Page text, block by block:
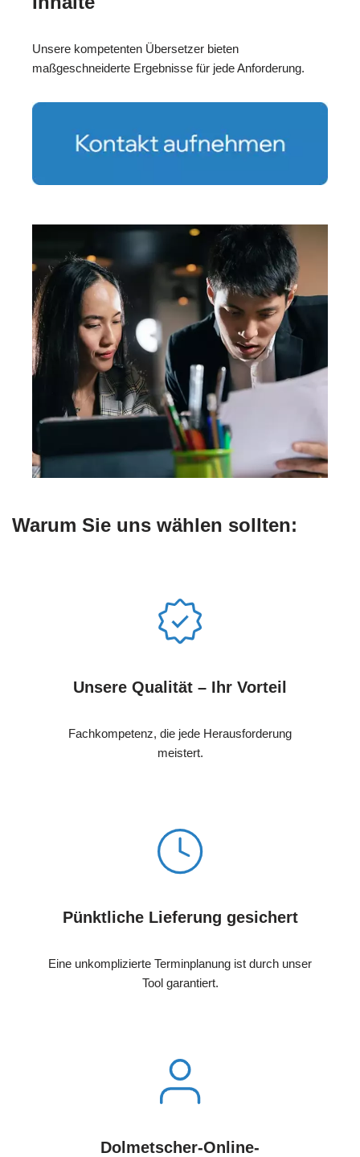
Unsere kompetenten Übersetzer bieten
maßgeschneiderte Ergebnisse für jede Anforderung.
Warum Sie uns wählen sollten:
Unsere Qualität – Ihr Vorteil
Fachkompetenz, die jede Herausforderung
meistert.
Pünktliche Lieferung gesichert
Eine unkomplizierte Terminplanung ist durch unser
Tool garantiert.
Dolmetscher-Online-